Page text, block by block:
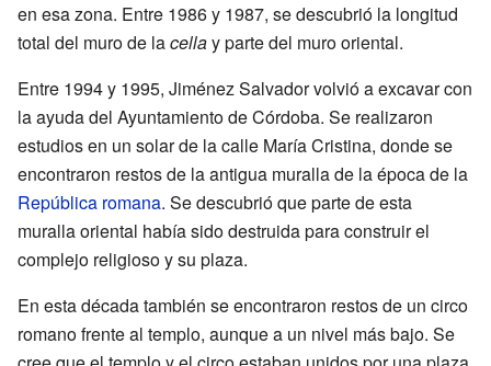
en esa zona. Entre 1986 y 1987, se descubrió la longitud
total del muro de lacellay parte del muro oriental.
Entre 1994 y 1995, Jiménez Salvador volvió a excavar con
la ayuda del Ayuntamiento de Córdoba. Se realizaron
estudios en un solar de la calle María Cristina, donde se
encontraron restos de la antigua muralla de la época de la
República romana. Se descubrió que parte de esta
muralla oriental había sido destruida para construir el
complejo religioso y su plaza.
En esta década también se encontraron restos de un circo
romano frente al templo, aunque a un nivel más bajo. Se